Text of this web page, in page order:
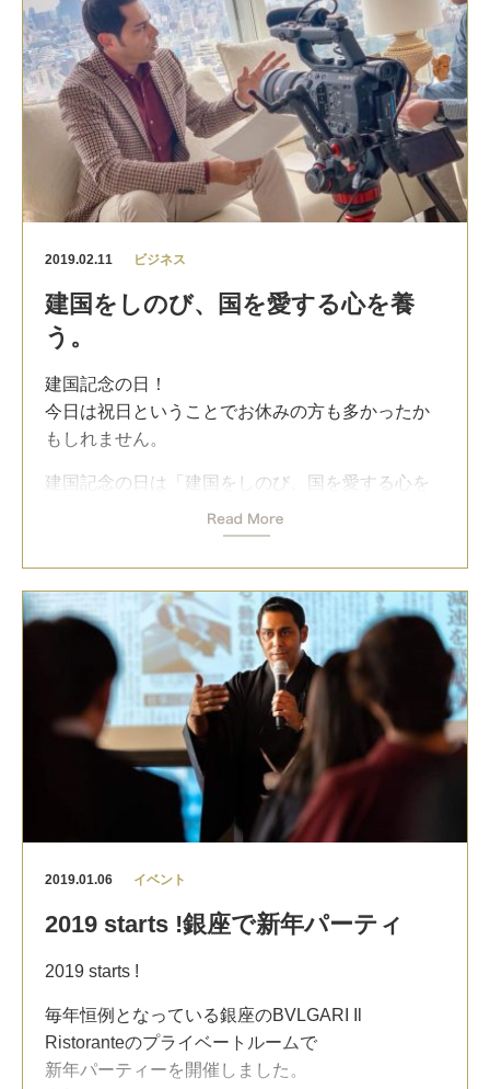
続けられる人は単にこの部位が発達している人だ
そう。
多くの人は例えばイチロー選手を見て
「彼はどうやってあんなに辛い努力を続けられる
んだろう？」
「彼はきっと元々特別な人に違いない」
と思います。
ってそうじゃないですか。つらいし、大抵はつま
らないことの繰り返し」
これはイチロー選手の言葉。
それなのに続けられるのは、
脳が「努力ができる
脳」に進化しているから
から「自然とできること」に変わる！
だんだん重いものが上がるようになる筋トレと同
じ！
ほんの少しの努力を続ければ脳から努力に最適化
そしてその変化は何十年も掛かるものではなく、
思ったよりもスピーディに起こる。
たった数か月！
だから私のコミュニティで学ぶ全ての仲間たちに
辛いのは脳が進化するまでのわずかな時間！
最初の関門を通り抜ければ後は極楽です。
立ち止まらず一緒に走り抜きましょう！
Trying can be fun if you have a goal !
https://english-coach.jp/blog/
ル）を有し、年間の観光収入は南ネバダとラスベ
ガス・バレーでをあわせ、約520億米ドルを創出し
ている。
ラスベガス観光局では、今後も世界的な観光とコ
ンベンションのデスティネーションとして積極的
なマーケティングを展開し、2019年の記録更新に
も意欲を示している。
2019.02.11 ビジネス
建国をしのび、国を愛する心を養
う。
建国記念の日！
今日は祝日ということでお休みの方も多かったか
もしれません。
建国記念の日は「建国をしのび、国を愛する心を
養う。」ための一日ということで、私も日本とい
う国に今日、感謝をしたいと思います。
前のことと感じると思いますが、世界から見ると
日本は今なお豊かで素晴らしく美しい国です。
私も日本と出会えたおかげで今がありますから、
日本という国、日本の皆さんには感謝したいと思
っています。
そんな祝日ですが私は出版社のインタビューや打
ち合わせをしていました。
ルが決まったらまたお知らせしたいと思いますの
たジム・ロジャーズさんの本『お金の流れで読む
日本と世界の未来 世界的投資家は予見する』が
出版されましたね。
私も買って読んでいます！
2019.01.06 イベント
2019 starts !銀座で新年パーティ
2019 starts !
毎年恒例となっている銀座のBVLGARI Il
Ristoranteのプライベートルームで
新年パーティーを開催しました。